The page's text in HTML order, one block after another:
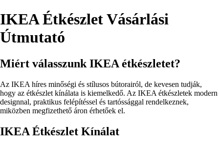
IKEA Étkészlet Vásárlási
Útmutató
Miért válasszunk IKEA étkészletet?
Az IKEA híres minőségi és stílusos bútorairól, de kevesen tudják,
hogy az étkészlet kínálata is kiemelkedő. Az IKEA étkészletek modern
designnal, praktikus felépítéssel és tartóssággal rendelkeznek,
miközben megfizethető áron érhetőek el.
IKEA Étkészlet Kínálat